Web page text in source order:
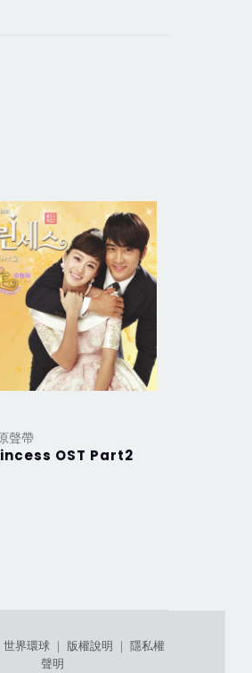
聲帶
OST Part2
世界環球 ｜ 版權說明 ｜ 隱私權
聲明